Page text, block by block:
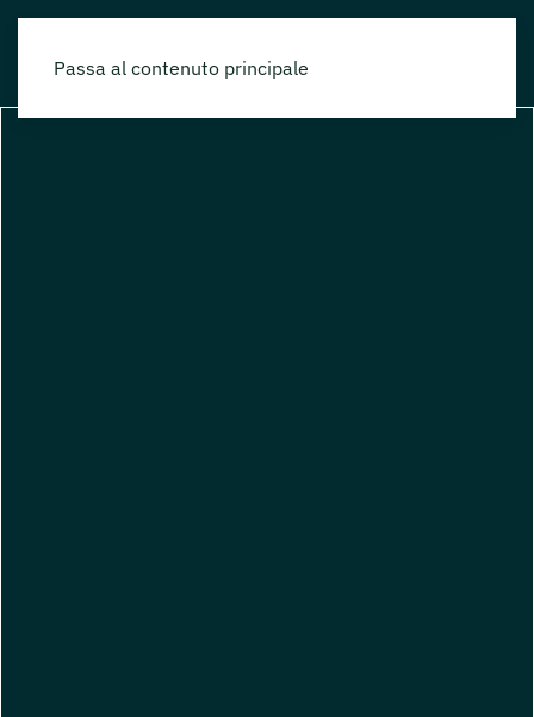
Passa al contenuto principale